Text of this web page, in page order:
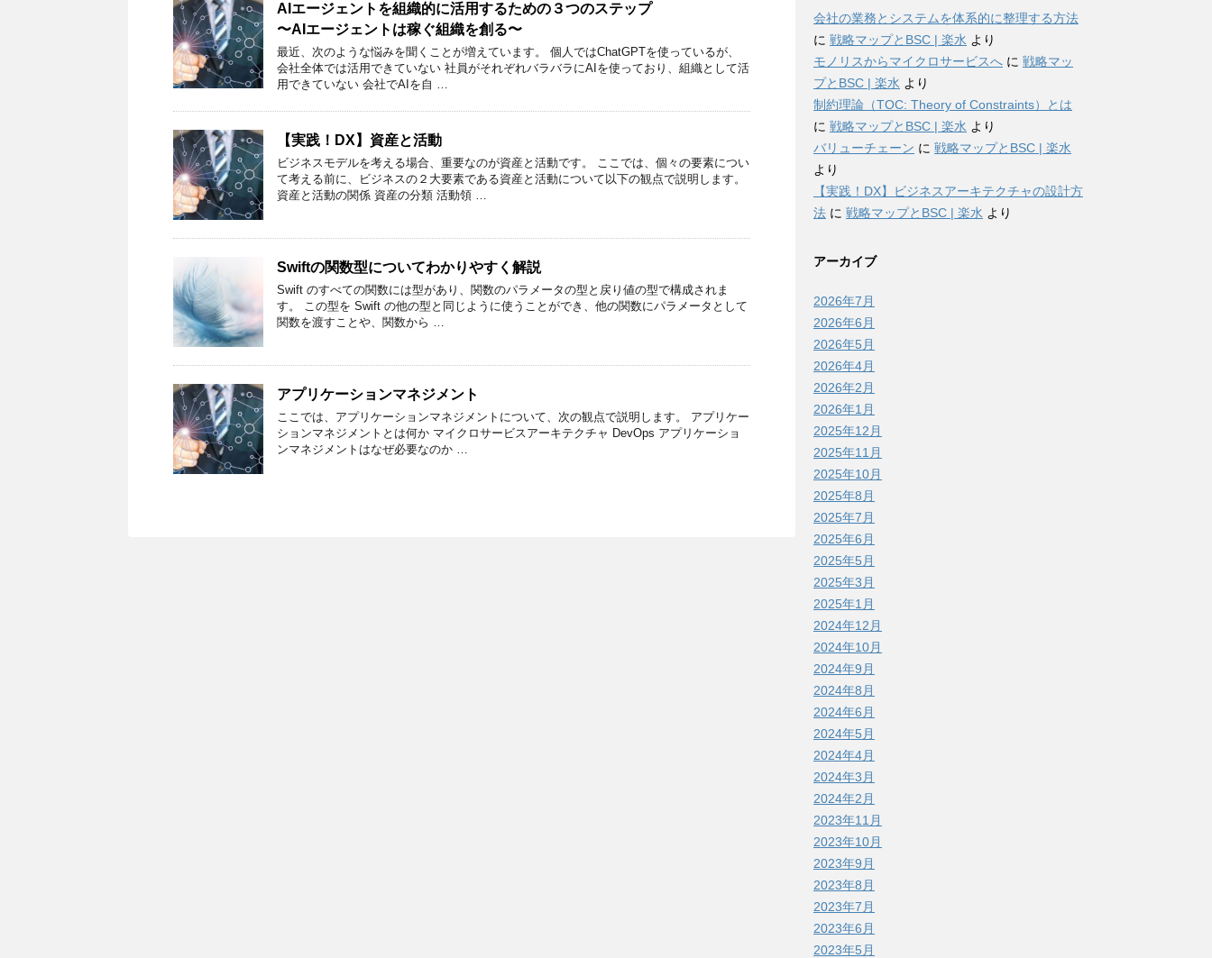
AIエージェントを組織的に活用するための３つのステップ
〜AIエージェントは稼ぐ組織を創る〜
最近、次のような悩みを聞くことが増えています。 個人ではChatGPTを使っているが、
会社全体では活用できていない 社員がそれぞれバラバラにAIを使っており、組織として活
用できていない 会社でAIを自 …
【実践！DX】資産と活動
ビジネスモデルを考える場合、重要なのが資産と活動です。 ここでは、個々の要素につい
て考える前に、ビジネスの２大要素である資産と活動について以下の観点で説明します。
資産と活動の関係 資産の分類 活動領 …
Swiftの関数型についてわかりやすく解説
Swift のすべての関数には型があり、関数のパラメータの型と戻り値の型で構成されま
す。 この型を Swift の他の型と同じように使うことができ、他の関数にパラメータとして
関数を渡すことや、関数から …
アプリケーションマネジメント
ここでは、アプリケーションマネジメントについて、次の観点で説明します。 アプリケー
ションマネジメントとは何か マイクロサービスアーキテクチャ DevOps アプリケーショ
ンマネジメントはなぜ必要なのか …
会社の業務とシステムを体系的に整理する方法
に 戦略マップとBSC | 楽水 より
モノリスからマイクロサービスへ に 戦略マッ
プとBSC | 楽水 より
制約理論（TOC: Theory of Constraints）とは
に 戦略マップとBSC | 楽水 より
バリューチェーン に 戦略マップとBSC | 楽水
より
【実践！DX】ビジネスアーキテクチャの設計方
法 に 戦略マップとBSC | 楽水 より
アーカイブ
2026年7月
2026年6月
2026年5月
2026年4月
2026年2月
2026年1月
2025年12月
2025年11月
2025年10月
2025年8月
2025年7月
2025年6月
2025年5月
2025年3月
2025年1月
2024年12月
2024年10月
2024年9月
2024年8月
2024年6月
2024年5月
2024年4月
2024年3月
2024年2月
2023年11月
2023年10月
2023年9月
2023年8月
2023年7月
2023年6月
2023年5月